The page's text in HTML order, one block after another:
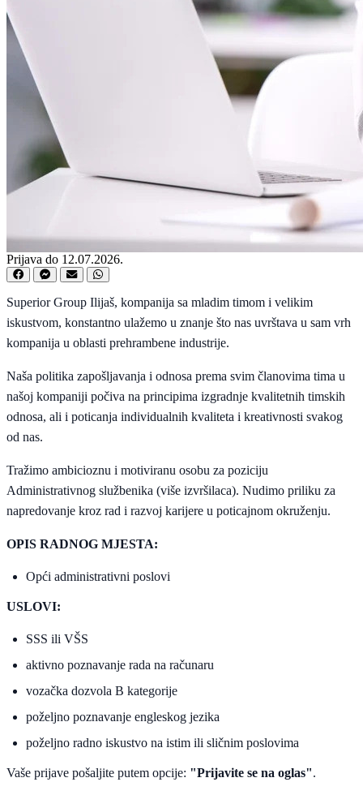
Prijava do 12.07.2026.
Superior Group Ilijaš, kompanija sa mladim timom i velikim
iskustvom, konstantno ulažemo u znanje što nas uvrštava u sam vrh
kompanija u oblasti prehrambene industrije.
Naša politika zapošljavanja i odnosa prema svim članovima tima u
našoj kompaniji počiva na principima izgradnje kvalitetnih timskih
odnosa, ali i poticanja individualnih kvaliteta i kreativnosti svakog
od nas.
Tražimo ambicioznu i motiviranu osobu za poziciju
Administrativnog službenika (više izvršilaca). Nudimo priliku za
napredovanje kroz rad i razvoj karijere u poticajnom okruženju.
OPIS RADNOG MJESTA:
Opći administrativni poslovi
USLOVI:
SSS ili VŠS
aktivno poznavanje rada na računaru
vozačka dozvola B kategorije
poželjno poznavanje engleskog jezika
poželjno radno iskustvo na istim ili sličnim poslovima
Vaše prijave pošaljite putem opcije: "Prijavite se na oglas".